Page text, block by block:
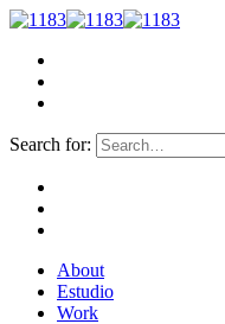
Search for:
About
Estudio
Work